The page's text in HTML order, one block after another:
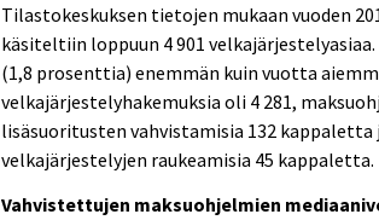
Tilastokeskuksen tietojen mukaan vuoden
käsiteltiin loppuun 4 901 velkajärjestelyasiaa.
(1,8 prosenttia) enemmän kuin vuotta
velkajärjestelyhakemuksia oli 4 281,
lisäsuoritusten vahvistamisia 132
velkajärjestelyjen raukeamisia 45 kappaletta.
Vahvistettujen maksuohjelmien